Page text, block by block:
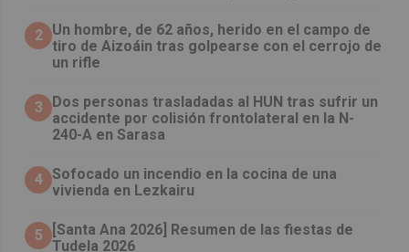
2 Un hombre, de 62 años, herido en el campo de
tiro de Aizoáin tras golpearse con el cerrojo de
un rifle
3
​Dos personas trasladadas al HUN tras sufrir un
accidente por colisión frontolateral en la N-
240-A en Sarasa
4 Sofocado un incendio en la cocina de una
vivienda en Lezkairu
5
[Santa Ana 2026] Resumen de las fiestas de
Tudela 2026